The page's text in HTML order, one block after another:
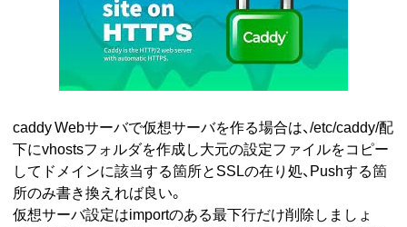
caddy Webサーバで仮想サーバを作る場合は、/etc/caddy/配
下にvhostsフォルダを作成し大元の設定ファイルをコピー
してドメインに該当する箇所とSSLの在り処、Pushする箇
所のみ書き換えれば良い。
仮想サーバ設定はimportのある最下行だけ削除しましょ